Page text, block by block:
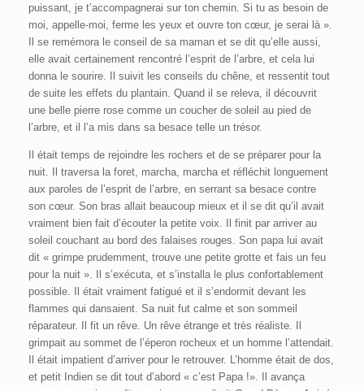
puissant, je t’accompagnerai sur ton chemin. Si tu as besoin de
moi, appelle-moi, ferme les yeux et ouvre ton cœur, je serai là ».
Il se remémora le conseil de sa maman et se dit qu’elle aussi,
elle avait certainement rencontré l’esprit de l’arbre, et cela lui
donna le sourire. Il suivit les conseils du chêne, et ressentit tout
de suite les effets du plantain. Quand il se releva, il découvrit
une belle pierre rose comme un coucher de soleil au pied de
l’arbre, et il l’a mis dans sa besace telle un trésor.
Il était temps de rejoindre les rochers et de se préparer pour la
nuit. Il traversa la foret, marcha, marcha et réfléchit longuement
aux paroles de l’esprit de l’arbre, en serrant sa besace contre
son cœur. Son bras allait beaucoup mieux et il se dit qu’il avait
vraiment bien fait d’écouter la petite voix. Il finit par arriver au
soleil couchant au bord des falaises rouges. Son papa lui avait
dit « grimpe prudemment, trouve une petite grotte et fais un feu
pour la nuit ». Il s’exécuta, et s’installa le plus confortablement
possible. Il était vraiment fatigué et il s’endormit devant les
flammes qui dansaient. Sa nuit fut calme et son sommeil
réparateur. Il fit un rêve. Un rêve étrange et très réaliste. Il
grimpait au sommet de l’éperon rocheux et un homme l’attendait.
Il était impatient d’arriver pour le retrouver. L’homme était de dos,
et petit Indien se dit tout d’abord « c’est Papa !». Il avança